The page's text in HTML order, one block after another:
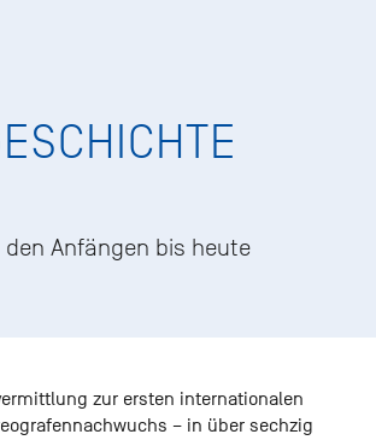
den Anfängen bis heute
zur ersten internationalen
– in über sechzig